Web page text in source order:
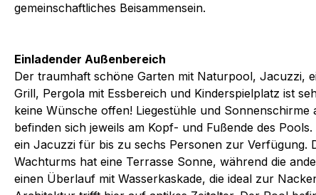
gemeinschaftliches Beisammensein.
Einladender Außenbereich
Der traumhaft schöne Garten mit Naturpool, Jacuzzi,
Grill, Pergola mit Essbereich und Kinderspielplatz ist
keine Wünsche offen! Liegestühle und
befinden sich jeweils am Kopf- und Fußende des
ein Jacuzzi für bis zu sechs Personen zur Verfügung.
Wachturms hat eine Terrasse Sonne, während die
einen Überlauf mit Wasserkaskade, die ideal zur